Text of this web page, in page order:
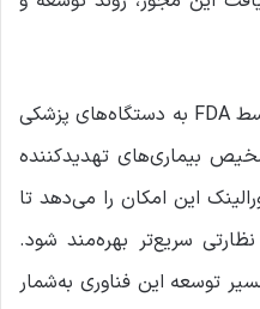
که توسط FDA به دستگاه‌های پزشکی
بیماری‌های تهدیدکننده
این امکان را می‌دهد تا
سریع‌تر بهره‌مند شود.
توسعه این فناوری به‌شمار